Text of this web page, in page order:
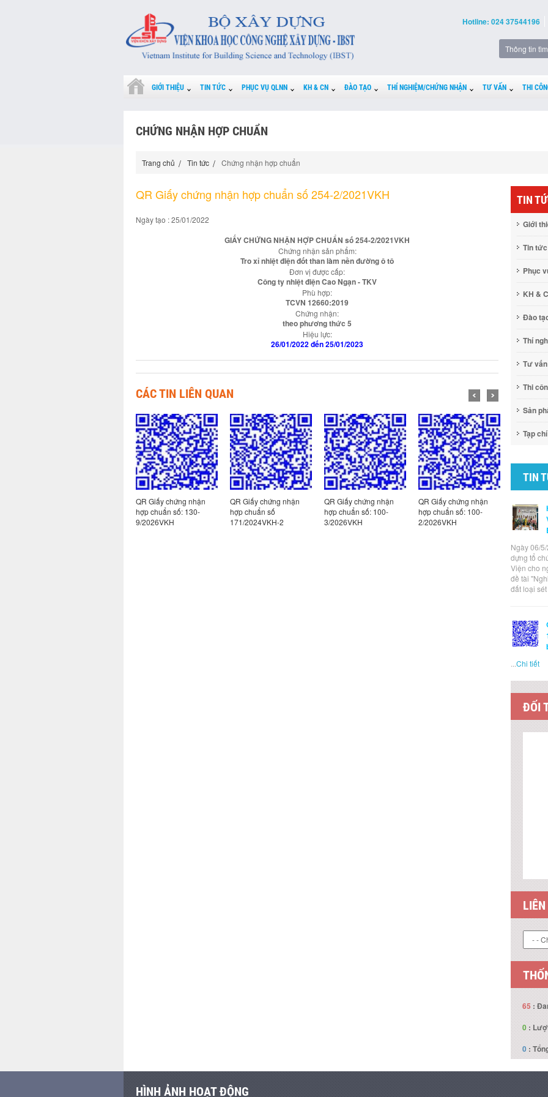
Hotline: 024 37544196
GIỚI THIỆU TIN TỨC PHỤC VỤ QLNN KH & CN ĐÀO TẠO THÍ NGHIỆM/CHỨNG NHẬN TƯ VẤN THI
CHỨNG NHẬN HỢP CHUẨN
Trang chủ Tin tức Chứng nhận hợp chuẩn
QR Giấy chứng nhận hợp chuẩn số 254-2/2021VKH
Ngày tạo : 25/01/2022
GIẤY CHỨNG NHẬN HỢP CHUẨN số 254-2/2021VKH
Chứng nhận sản phẩm:
Tro xỉ nhiệt điện đốt than làm nền đường ô tô
Đơn vị được cấp:
Công ty nhiệt điện Cao Ngạn - TKV
Phù hợp:
TCVN 12660:2019
Chứng nhận:
theo phương thức 5
Hiệu lực:
26/01/2022 đến 25/01/2023
CÁC TIN LIÊN QUAN
QR Giấy chứng nhận
hợp chuẩn số: 130-
9/2026VKH
QR Giấy chứng nhận
hợp chuẩn số
171/2024VKH-2
QR Giấy chứng nhận
hợp chuẩn số: 100-
3/2026VKH
QR Giấy chứng nhận
hợp chuẩn số: 100-
2/2026VKH
hợp
1/
TIN
Giới
Tin tức
Phục
KH &
Đào
Thí
Tư vấn
Thi
Sản
Tạp chí
TIN
Ngày 06/
dựng tổ
Viện cho
đề tài
đất loại
...Chi tiết
ĐỐI
65 :
0 :
0 :
HÌNH ẢNH HOẠT ĐỘNG